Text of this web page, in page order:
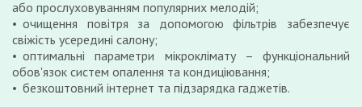
або прослуховуванням популярних мелодій;
очищення повітря за допомогою фільтрів забезпечує
свіжість усередині салону;
оптимальні параметри мікроклімату – функціональний
обов'язок систем опалення та кондиціювання;
безкоштовний інтернет та підзарядка гаджетів.